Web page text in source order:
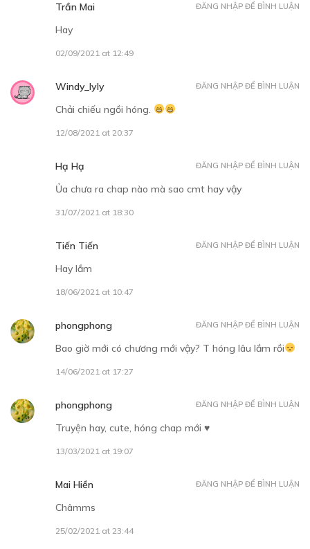
Trần Mai
Hay
02/09/2021 at 12:49
ĐĂNG NHẬP ĐỂ BÌNH LUẬN
Windy_lyly
Chải chiếu ngồi hóng.
12/08/2021 at 20:37
ĐĂNG NHẬP ĐỂ BÌNH LUẬN
Hạ Hạ
Ủa chưa ra chap nào mà sao cmt hay vậy
31/07/2021 at 18:30
ĐĂNG NHẬP ĐỂ BÌNH LUẬN
Tiến Tiến
Hay lắm
18/06/2021 at 10:47
ĐĂNG NHẬP ĐỂ BÌNH LUẬN
phongphong
Bao giờ mới có chương mới vậy? T hóng lâu lắm rồi
14/06/2021 at 17:27
ĐĂNG NHẬP ĐỂ BÌNH LUẬN
phongphong
Truyện hay, cute, hóng chap mới ♥️
13/03/2021 at 19:07
ĐĂNG NHẬP ĐỂ BÌNH LUẬN
Mai Hiền
Châmms
25/02/2021 at 23:44
ĐĂNG NHẬP ĐỂ BÌNH LUẬN